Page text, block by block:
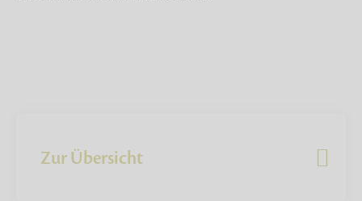
Zur Übersicht